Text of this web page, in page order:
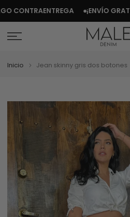
Ir
al
contenido
CONTRAENTREGA ¡ENVÍO GRATIS!
Inicio Jean skinny gris dos botones